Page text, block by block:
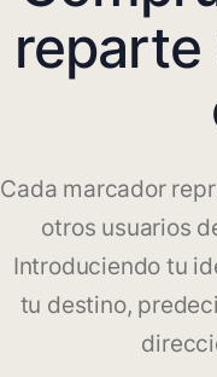
reparte
Cada marcador
otros usuarios
Introduciendo tu
tu destino,